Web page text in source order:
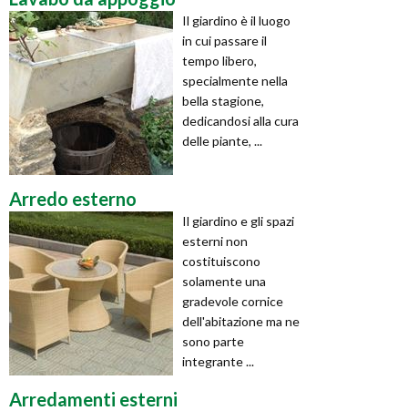
Il giardino è il luogo
in cui passare il
tempo libero,
specialmente nella
bella stagione,
dedicandosi alla cura
delle piante, ...
Arredo esterno
Il giardino e gli spazi
esterni non
costituiscono
solamente una
gradevole cornice
dell'abitazione ma ne
sono parte
integrante ...
Arredamenti esterni